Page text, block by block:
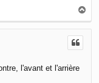
a
u
l'avant et l'arrière